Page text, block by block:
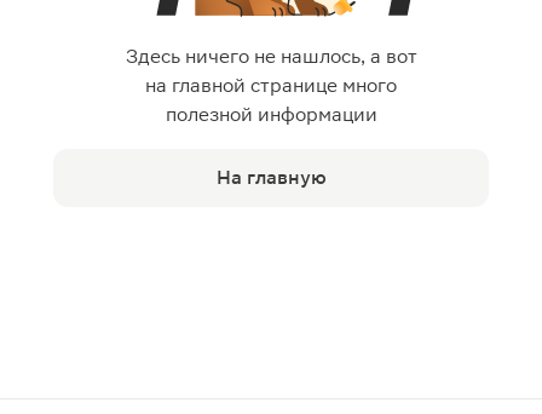
Здесь ничего не нашлось, а вот
на главной странице много
полезной информации
На главную